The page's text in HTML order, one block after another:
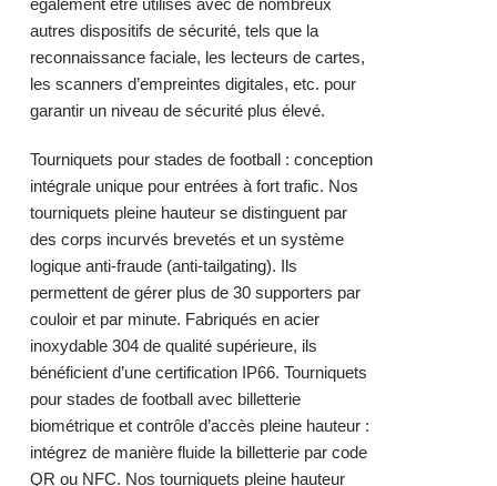
autres dispositifs de sécurité, tels que la
reconnaissance faciale, les lecteurs de cartes,
les scanners d’empreintes digitales, etc. pour
garantir un niveau de sécurité plus élevé.
Tourniquets pour stades de football : conception
intégrale unique pour entrées à fort trafic. Nos
tourniquets pleine hauteur se distinguent par
des corps incurvés brevetés et un système
logique anti-fraude (anti-tailgating). Ils
permettent de gérer plus de 30 supporters par
couloir et par minute. Fabriqués en acier
inoxydable 304 de qualité supérieure, ils
bénéficient d’une certification IP66. Tourniquets
pour stades de football avec billetterie
biométrique et contrôle d’accès pleine hauteur :
intégrez de manière fluide la billetterie par code
QR ou NFC. Nos tourniquets pleine hauteur